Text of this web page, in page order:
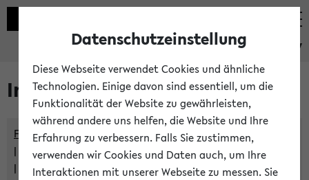
eKVV
Im eKVV verwaltete Räume
Freie Räume und Veranstaltungsüberschneidungen
Raumüberschneidungen
Hinweise der zentralen Raumvergabe
Datenschutzeinstellung
Diese Webseite verwendet Cookies und ähnliche
Technologien. Einige davon sind essentiell, um die
Funktionalität der Website zu gewährleisten,
während andere uns helfen, die Website und Ihre
Erfahrung zu verbessern. Falls Sie zustimmen,
verwenden wir Cookies und Daten auch, um Ihre
Interaktionen mit unserer Webseite zu messen. Sie